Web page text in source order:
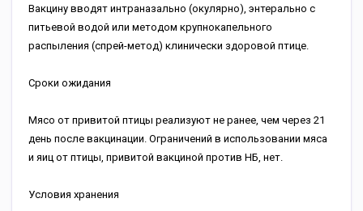
Вакцину вводят интраназально (окулярно), энтерально с
питьевой водой или методом крупнокапельного
распыления (спрей-метод) клинически здоровой птице.
Сроки ожидания
Мясо от привитой птицы реализуют не ранее, чем через 21
день после вакцинации. Ограничений в использовании мяса
и яиц от птицы, привитой вакциной против НБ, нет.
Условия хранения